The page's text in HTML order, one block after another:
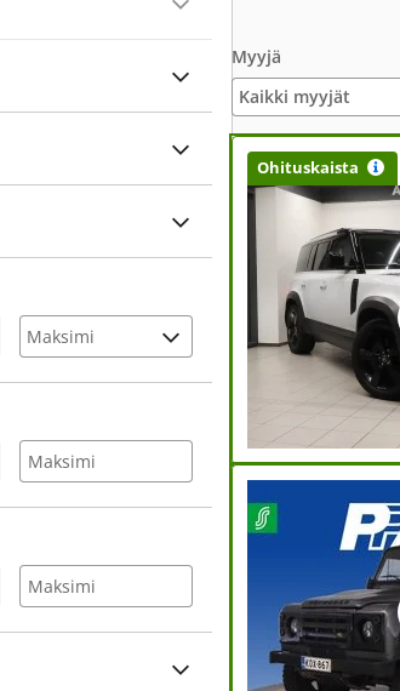
Myyjä
Kaikki myyjät
Ohituskaista